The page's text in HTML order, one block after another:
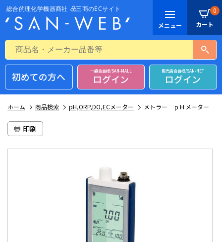
0
初めての方へ 一般会員様/SAN-MALL
ログイン
販売店会員様/SAN-NET
ログイン
ホーム 商品検索 pH,ORP,DO,ECメーター メトラー ｐＨメーター
印刷